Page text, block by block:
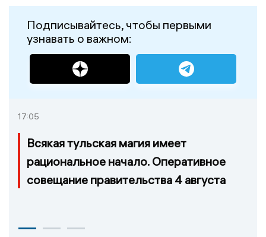
Подписывайтесь, чтобы первыми
узнавать о важном:
17:05
Всякая тульская магия имеет
рациональное начало. Оперативное
совещание правительства 4 августа